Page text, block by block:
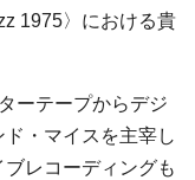
1975〉における貴
ーテープからデジ
・マイスを主宰し
レコーディングも